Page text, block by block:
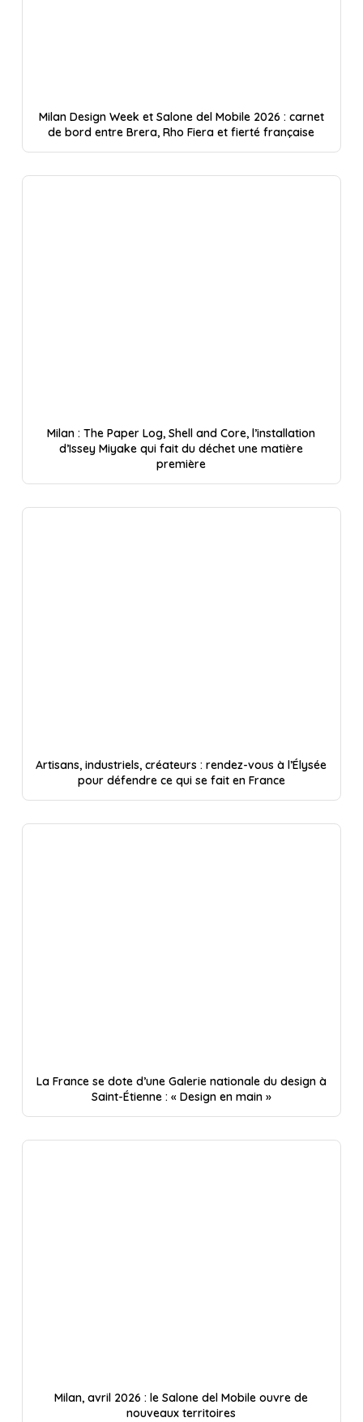
Milan Design Week et Salone del Mobile 2026 : carnet
de bord entre Brera, Rho Fiera et fierté française
Milan : The Paper Log, Shell and Core, l’installation
d’Issey Miyake qui fait du déchet une matière
première
Artisans, industriels, créateurs : rendez-vous à l’Élysée
pour défendre ce qui se fait en France
La France se dote d’une Galerie nationale du design à
Saint-Étienne : « Design en main »
Milan, avril 2026 : le Salone del Mobile ouvre de
nouveaux territoires